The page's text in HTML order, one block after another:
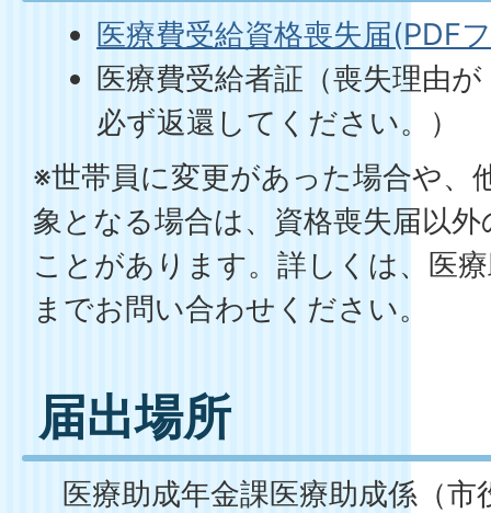
医療費受給資格喪失届(PDF
医療費受給者証（喪失理由
必ず返還してください。）
※世帯員に変更があった場合や、
象となる場合は、資格喪失届以
ことがあります。詳しくは、医
までお問い合わせください。
届出場所
医療助成年金課医療助成係（市